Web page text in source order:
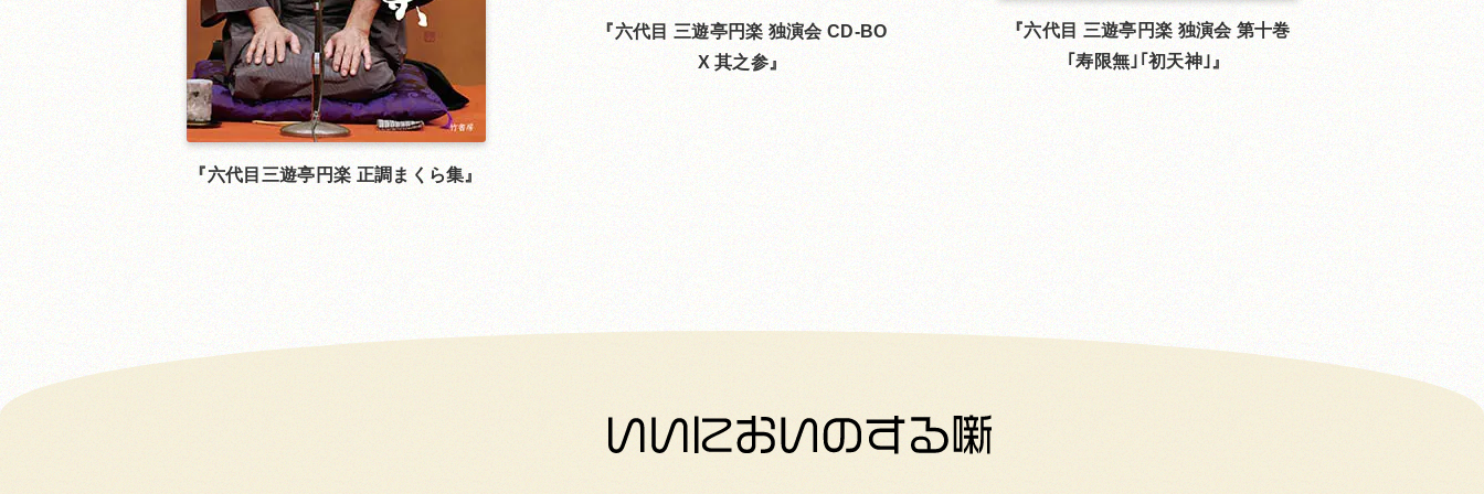
六代目三遊亭円楽 正調まくら集
六代目 三遊亭円楽 独演会 CD-BO
X 其之参
六代目 三遊亭円楽 独演会 第十巻
｢寿限無｣｢初天神｣